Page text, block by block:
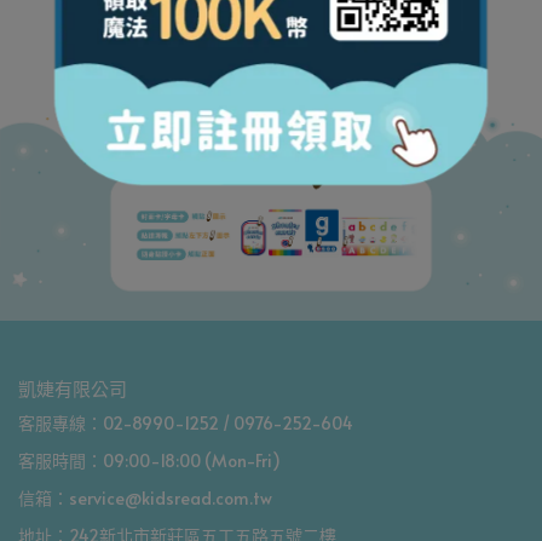
凱婕有限公司
客服專線：02-8990-1252 / 0976-252-604
客服時間：09:00-18:00 (Mon-Fri)
信箱：service@kidsread.com.tw
地址：242新北市新莊區五工五路五號二樓